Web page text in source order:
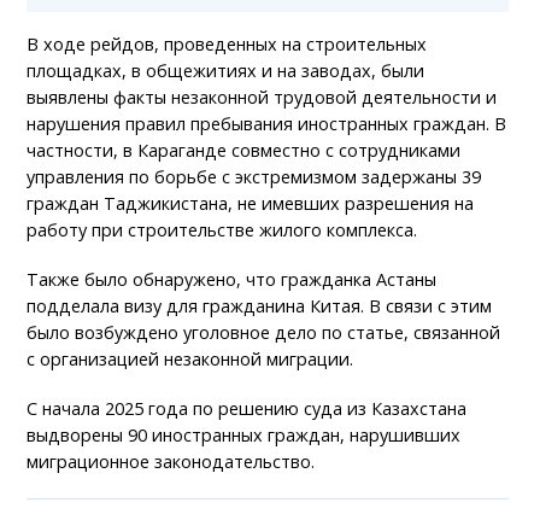
В ходе рейдов, проведенных на строительных
площадках, в общежитиях и на заводах, были
выявлены факты незаконной трудовой деятельности и
нарушения правил пребывания иностранных граждан. В
частности, в Караганде совместно с сотрудниками
управления по борьбе с экстремизмом задержаны 39
граждан Таджикистана, не имевших разрешения на
работу при строительстве жилого комплекса.
Также было обнаружено, что гражданка Астаны
подделала визу для гражданина Китая. В связи с этим
было возбуждено уголовное дело по статье, связанной
с организацией незаконной миграции.
С начала 2025 года по решению суда из Казахстана
выдворены 90 иностранных граждан, нарушивших
миграционное законодательство.